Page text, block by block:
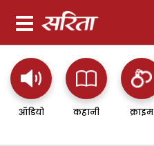
ऑडियो कहानी क्राइम